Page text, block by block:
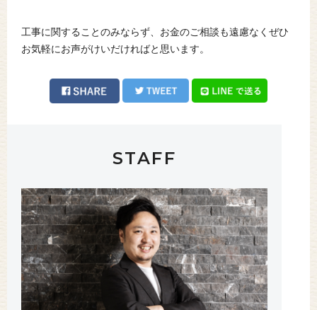
工事に関することのみならず、お金のご相談も遠慮なくぜひ
お気軽にお声がけいだければと思います。
STAFF